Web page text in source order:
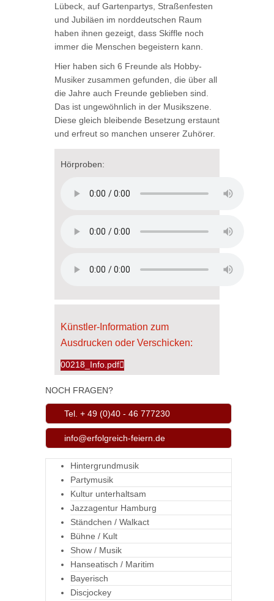
Lübeck, auf Gartenpartys, Straßenfesten
und Jubiläen im norddeutschen Raum
haben ihnen gezeigt, dass Skiffle noch
immer die Menschen begeistern kann.
Hier haben sich 6 Freunde als Hobby-
Musiker zusammen gefunden, die über all
die Jahre auch Freunde geblieben sind.
Das ist ungewöhnlich in der Musikszene.
Diese gleich bleibende Besetzung erstaunt
und erfreut so manchen unserer Zuhörer.
Hörproben:
Künstler-Information zum
Ausdrucken oder Verschicken:
00218_Info.pdf
NOCH FRAGEN?
Tel. + 49 (0)40 - 46 777230
info@erfolgreich-feiern.de
Hintergrundmusik
Partymusik
Kultur unterhaltsam
Jazzagentur Hamburg
Ständchen / Walkact
Bühne / Kult
Show / Musik
Hanseatisch / Maritim
Bayerisch
Discjockey